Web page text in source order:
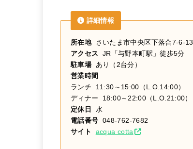
詳細情報
所在地さいたま市中央区下落合7-6-13
アクセス JR「与野本町駅」徒歩5分
駐車場あり（2台分）
営業時間
ランチ 11:30～15:00（L.O.14:00）
ディナー 18:00～22:00（L.O.21:00）
定休日
水
電話番号 048-762-7682
サイト
acqua cotta